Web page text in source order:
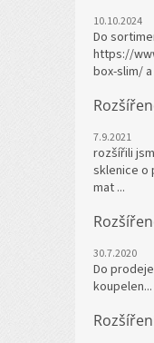
10.10.2024
Do
https://
box-slim/
7.9.2021
rozšířili
sklenice o
mat ...
30.7.2020
Do
koupelen...